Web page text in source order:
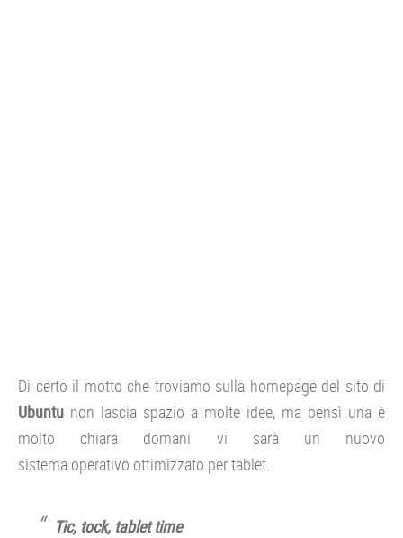
Di certo il motto che troviamo sulla homepage del sito di
Ubuntu non lascia spazio a molte idee, ma bensì una è
molto chiara domani vi sarà un nuovo
sistema operativo ottimizzato per tablet.
Tic, tock, tablet time